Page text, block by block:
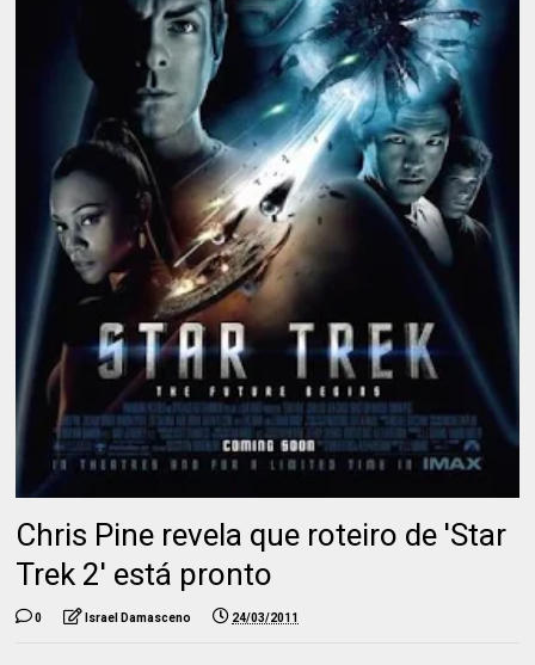
Chris Pine revela que roteiro de 'Star
Trek 2' está pronto
0 Israel Damasceno 24/03/2011